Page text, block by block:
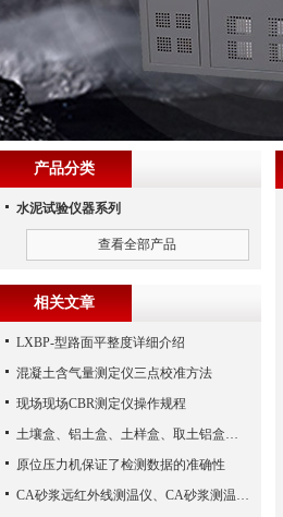
产品分类
水泥试验仪器系列
查看全部产品
相关文章
LXBP-型路面平整度详细介绍
混凝土含气量测定仪三点校准方法
现场现场CBR测定仪操作规程
土壤盒、铝土盒、土样盒、取土铝盒、取土环刀、取土器
原位压力机保证了检测数据的准确性
CA砂浆远红外线测温仪、CA砂浆测温仪（沧州路仪）